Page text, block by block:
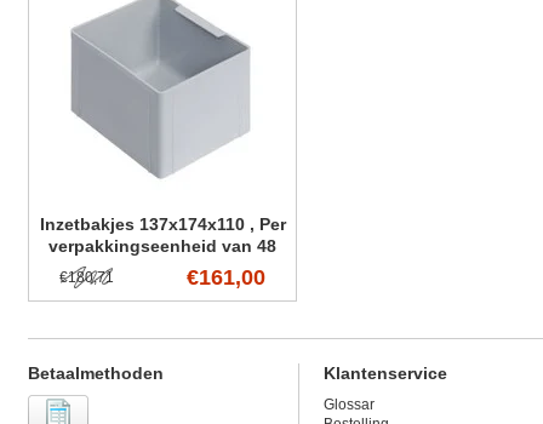
Inzetbakjes 137x174x110 , Per
verpakkingseenheid van 48
€161,00
€180,71
Betaalmethoden Klantenservice
Glossar